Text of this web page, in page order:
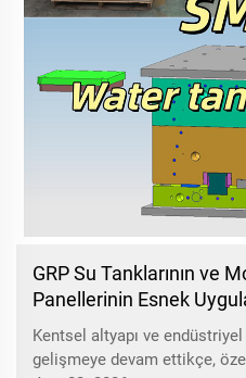
GRP Su Tanklarının ve
Panellerinin Esnek
Kentsel altyapı ve
gelişmeye devam ettikçe,